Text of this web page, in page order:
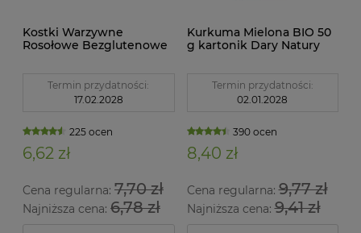
Kostki Warzywne
Rosołowe Bezglutenowe
Termin przydatności:
17.02.2028
225 ocen
6,62 zł
Cena regularna: 7,70 zł
Najniższa cena: 6,78 zł
Kurkuma Mielona BIO 50
g kartonik Dary Natury
Termin przydatności:
02.01.2028
390 ocen
8,40 zł
Cena regularna:9,77 zł
Najniższa cena:9,41 zł